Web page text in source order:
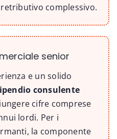
complessivo.
senior
e un solido
consulente
cifre comprese
lordi. Per i
la componente